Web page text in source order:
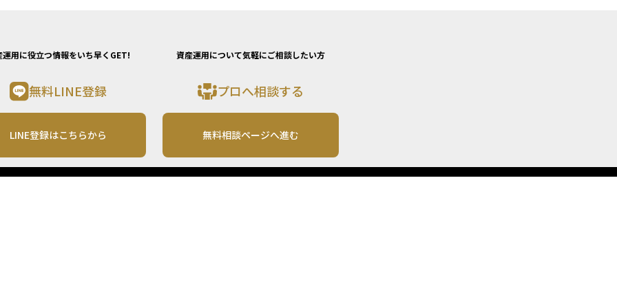
運用に役立つ情報をいち早くGET!
無料LINE登録
LINE登録はこちらから
資産運用について気軽にご相談したい方
プロへ相談する
無料相談ページへ進む